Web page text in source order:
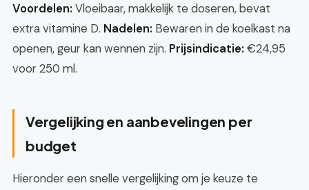
Voordelen: Vloeibaar, makkelijk te doseren, bevat
extra vitamine D. Nadelen: Bewaren in de koelkast na
openen, geur kan wennen zijn. Prijsindicatie: €24,95
voor 250 ml.
Vergelijking en aanbevelingen per
budget
Hieronder een snelle vergelijking om je keuze te